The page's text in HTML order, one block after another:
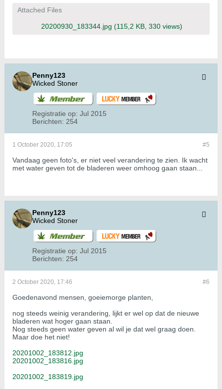
Attached Files
20200930_183344.jpg (115,2 KB, 330 views)
Penny123
Wicked Stoner
Registratie op: Jul 2015
Berichten: 254
#5
1 October 2020, 17:05
Vandaag geen foto's, er niet veel verandering te zien. Ik wacht
met water geven tot de bladeren weer omhoog gaan staan...
Penny123
Wicked Stoner
Registratie op: Jul 2015
Berichten: 254
#6
2 October 2020, 17:46
Goedenavond mensen, goeiemorge planten,
nog steeds weinig verandering, lijkt er wel op dat de nieuwe
bladeren wat hoger gaan staan.
Nog steeds geen water geven al wil je dat wel graag doen.
Maar doe het niet!
20201002_183812.jpg
20201002_183816.jpg
20201002_183819.jpg